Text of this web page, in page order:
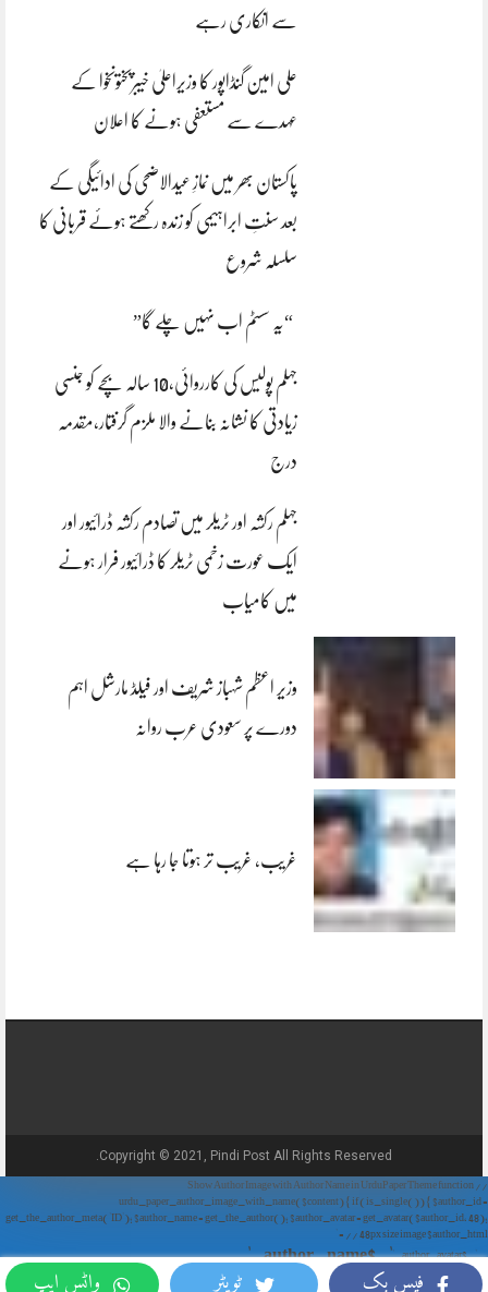
فیس بک ٹویٹر واٹس ایپ
سے انکاری رہے
علی امین گنڈاپور کا وزیراعلیٰ خیبرپختونخوا کے
عہدے سے مستعفی ہونے کا اعلان
پاکستان بھر میں نمازِ عیدالاضحی کی ادائیگی کے
بعد سنتِ ابراہیمی کو زندہ رکھتے ہوئے قربانی کا
سلسلہ شروع
“یہ سسٹم اب نہیں چلے گا”
جہلم پولیس کی کارروائی،10 سالہ بچے کو جنسی
زیادتی کا نشانہ بنانے والا ملزم گرفتار،مقدمہ
درج
جہلم رکشہ اور ٹریلر میں تصادم رکشہ ڈرائیور اور
ایک عورت زخمی ٹریلر کا ڈرائیور فرار ہونے
میں کامیاب
وزیر اعظم شہباز شریف اور فیلڈ مارشل اہم
دورے پر سعودی عرب روانہ
غریب، غریب تر ہوتا جا رہا ہے
Copyright © 2021, Pindi Post All Rights Reserved.
// Show Author Image with Author Name in UrduPaper Theme function
urdu_paper_author_image_with_name($content) { if (is_single()) { $author_id =
get_the_author_meta('ID'); $author_name = get_the_author(); $author_avatar = get_avatar($author_id, 48);
// 48px size image $author_html = '
' . $author_avatar . '
' . $author_name . '
'; return $author_html . $content; } return $content; } add_filter('the_content',